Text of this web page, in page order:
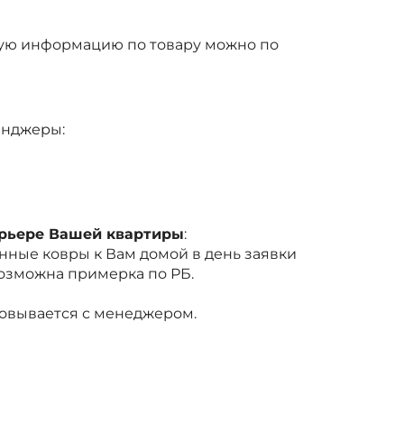
информацию по товару можно по
Вашей квартиры:
ковры к Вам домой в день заявки
примерка по РБ.
с менеджером.